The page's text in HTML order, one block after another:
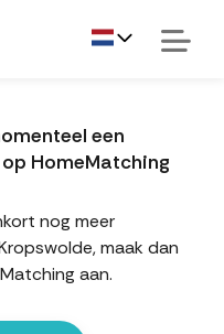
een
HomeMatching
nog meer
maak dan
aan.